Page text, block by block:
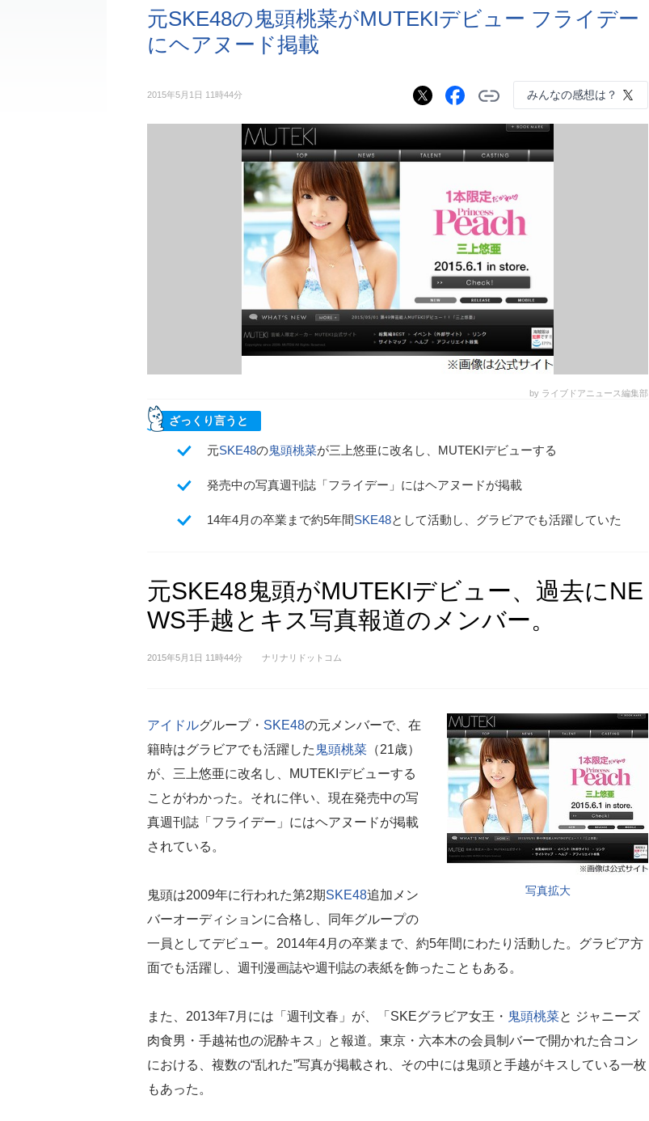
元SKE48の鬼頭桃菜がMUTEKIデビュー フライデー
にヘアヌード掲載
2015年5月1日 11時44分 みんなの感想は？
by ライブドアニュース編集部
ざっくり言うと
元SKE48の鬼頭桃菜が三上悠亜に改名し、MUTEKIデビューする
発売中の写真週刊誌「フライデー」にはヘアヌードが掲載
14年4月の卒業まで約5年間SKE48として活動し、グラビアでも活躍していた
元SKE48鬼頭がMUTEKIデビュー、過去にNE
WS手越とキス写真報道のメンバー。
2015年5月1日 11時44分 ナリナリドットコム
写真拡大
アイドルグループ・ SKE48の元メンバーで、在
籍時はグラビアでも活躍した 鬼頭桃菜 （21歳）
が、三上悠亜に改名し、MUTEKIデビューする
ことがわかった。それに伴い、現在発売中の写
真週刊誌「フライデー」にはヘアヌードが掲載
されている。
鬼頭は2009年に行われた第2期SKE48追加メン
バーオーディションに合格し、同年グループの
一員としてデビュー。2014年4月の卒業まで、約5年間にわたり活動した。グラビア方
面でも活躍し、週刊漫画誌や週刊誌の表紙を飾ったこともある。
また、2013年7月には「週刊文春」が、「SKEグラビア女王・ 鬼頭桃菜と ジャニーズ
肉食男・手越祐也の泥酔キス」と報道。東京・六本木の会員制バーで開かれた合コン
における、複数の“乱れた”写真が掲載され、その中には鬼頭と手越がキスしている一枚
もあった。